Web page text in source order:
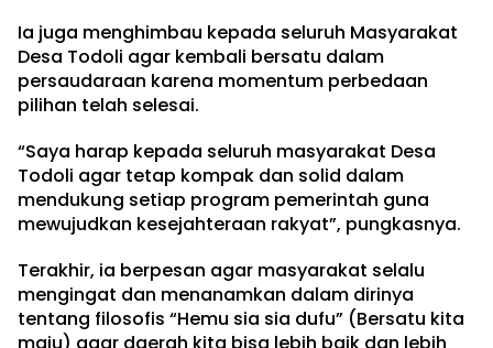
Ia juga menghimbau kepada seluruh Masyarakat
Desa Todoli agar kembali bersatu dalam
persaudaraan karena momentum perbedaan
pilihan telah selesai.
“Saya harap kepada seluruh masyarakat Desa
Todoli agar tetap kompak dan solid dalam
mendukung setiap program pemerintah guna
mewujudkan kesejahteraan rakyat”, pungkasnya.
Terakhir, ia berpesan agar masyarakat selalu
mengingat dan menanamkan dalam dirinya
tentang filosofis “Hemu sia sia dufu” (Bersatu kita